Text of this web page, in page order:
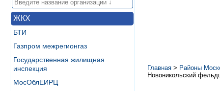
ЖКХ
БТИ
Газпром межрегионгаз
Государственная жилищная
инспекция
МосОблЕИРЦ
Главная > Районы
Новоникольский